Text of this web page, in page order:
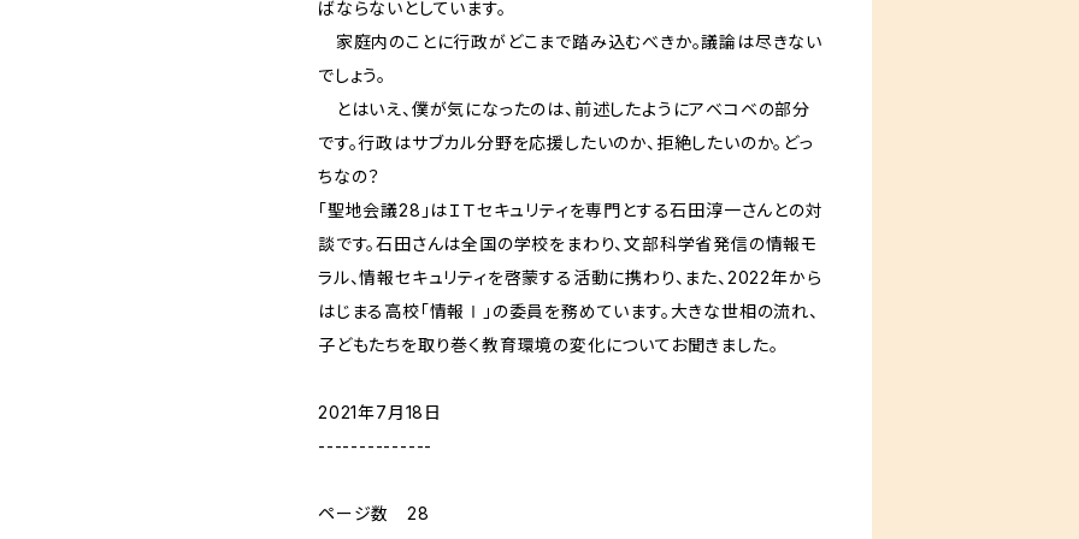
ばならないとしています。
家庭内のことに行政がどこまで踏み込むべきか。議論は尽きない
でしょう。
とはいえ、僕が気になったのは、前述したようにアベコベの部分
です。行政はサブカル分野を応援したいのか、拒絶したいのか。どっ
ちなの？
「聖地会議28」はＩＴセキュリティを専門とする石田淳一さんとの対
談です。石田さんは全国の学校をまわり、文部科学省発信の情報モ
ラル、情報セキュリティを啓蒙する活動に携わり、また、2022年から
はじまる高校｢情報Ⅰ｣の委員を務めています。大きな世相の流れ、
子どもたちを取り巻く教育環境の変化についてお聞きました。
2021年7月18日
--------------
ページ数 28